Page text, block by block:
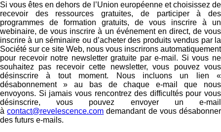
Si vous êtes en dehors de l’Union européenne et choisissez de
recevoir des ressources gratuites, de participer à des
programmes de formation gratuits, de vous inscrire à un
webinaire, de vous inscrire à un événement en direct, de vous
inscrire à un séminaire ou d’acheter des produits vendus par la
Société sur ce site Web, nous vous inscrirons automatiquement
pour recevoir notre newsletter gratuite par e-mail. Si vous ne
souhaitez pas recevoir cette newsletter, vous pouvez vous
désinscrire à tout moment. Nous incluons un lien «
désabonnement » au bas de chaque e-mail que nous
envoyons. Si jamais vous rencontrez des difficultés pour vous
désinscrire, vous pouvez envoyer un e-mail
àcontact@revelescence.com demandant de vous désabonner
des futurs e-mails.